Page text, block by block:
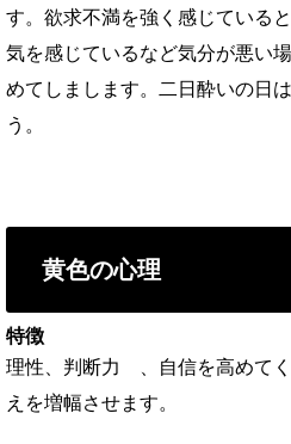
す。欲求不満を強く感じている
気を感じているなど気分が悪い
めてしまします。二日酔いの日
う。
黄色の心理
特徴
理性、判断力 、自信を高めて
えを増幅させます。